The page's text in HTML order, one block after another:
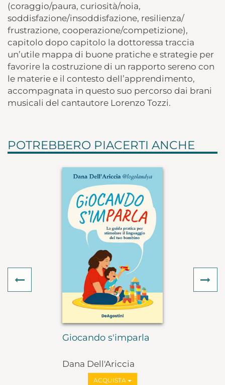
(coraggio/paura, curiosità/noia,
soddisfazione/insoddisfazione, resilienza/
frustrazione, cooperazione/competizione),
capitolo dopo capitolo la dottoressa traccia
un’utile mappa di buone pratiche e strategie per
favorire la costruzione di un rapporto sereno con
le materie e il contesto dell’apprendimento,
accompagnata in questo suo percorso dai brani
musicali del cantautore Lorenzo Tozzi.
POTREBBERO PIACERTI ANCHE
Giocando s'imparla
Dana Dell'Ariccia
ACQUISTA
Previous